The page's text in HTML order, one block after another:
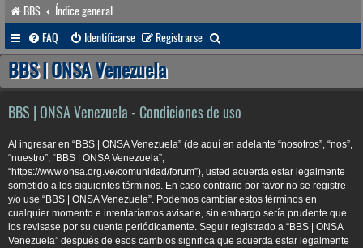
BBS
Índice general
FAQ
Identificarse Registrarse
u
a
r
BBS | ONSA Venezuela
BBS | ONSA Venezuela - Condiciones de uso
Al ingresar en “BBS | ONSA Venezuela” (de aquí en adelante “nosotros”, “nos”,
“nuestro”, “BBS | ONSA Venezuela”,
“https://www.onsa.org.ve/comunidad/forum”), usted acuerda estar legalmente
sometido a los siguientes términos. En caso contrario por favor no se registre
y/o use “BBS | ONSA Venezuela”. Podemos cambiar estos términos en
cualquier momento e intentaríamos avisarle, sin embargo sería prudente que
los revisase por su cuenta periódicamente. Seguir registrado a “BBS | ONSA
Venezuela” después de esos cambios significa que acuerda estar legalmente